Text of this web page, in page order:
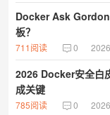
Docker Ask Gordon
板？
711阅读 0
2026 Docker安全白
成关键
785阅读 0